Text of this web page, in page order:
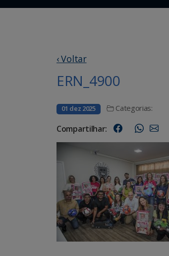
‹ Voltar
ERN_4900
01 dez 2025 Categorias:
Compartilhar: